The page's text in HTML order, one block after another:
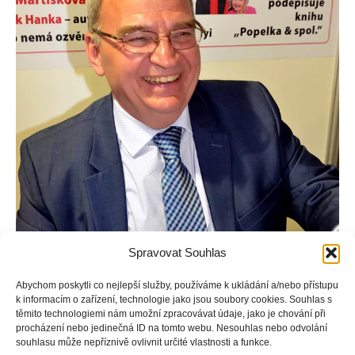
Spravovat Souhlas
Abychom poskytli co nejlepší služby, používáme k ukládání a/nebo přístupu
k informacím o zařízení, technologie jako jsou soubory cookies. Souhlas s
těmito technologiemi nám umožní zpracovávat údaje, jako je chování při
procházení nebo jedinečná ID na tomto webu. Nesouhlas nebo odvolání
souhlasu může nepříznivě ovlivnit určité vlastnosti a funkce.